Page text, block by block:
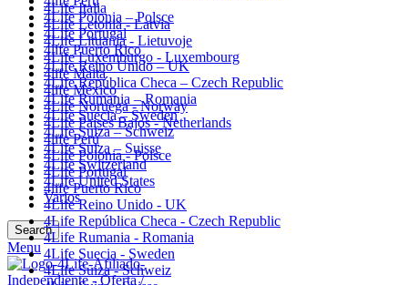
4Life Polonia – Polsce
4Life Portugal
4life Puerto Rico
4Life Reino Unido – UK
4Life República Checa – Czech Republic
4Life Rumania – Romania
4Life Suecia – Sweden
4Life Suiza – Schweiz
4Life Suiza – Suisse
4Life Switzerland
4Life United States
Varios
Search
Menu
4Life Italia
4Life Letonia - Latvia
4Life Lituania - Lietuvoje
4Life Luxemburgo - Luxembourg
4life Malta
4life México
4Life Noruega - Norway
4Life Paises Bajos - Netherlands
4life Perú
4Life Polonia - Polsce
4Life Portugal
4life Puerto Rico
4Life Reino Unido - UK
4Life República Checa - Czech Republic
4Life Rumania - Romania
4Life Suecia - Sweden
4Life Suiza - Schweiz